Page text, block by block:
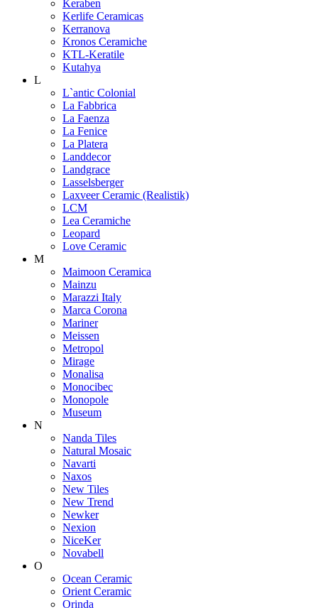
Keraben
Kerlife Ceramicas
Kerranova
Kronos Ceramiche
KTL-Keratile
Kutahya
L
L`antic Colonial
La Fabbrica
La Faenza
La Fenice
La Platera
Landdecor
Landgrace
Lasselsberger
Laxveer Ceramic (Realistik)
LCM
Lea Ceramiche
Leopard
Love Ceramic
M
Maimoon Ceramica
Mainzu
Marazzi Italy
Marca Corona
Mariner
Meissen
Metropol
Mirage
Monalisa
Monocibec
Monopole
Museum
N
Nanda Tiles
Natural Mosaic
Navarti
Naxos
New Tiles
New Trend
Newker
Nexion
NiceKer
Novabell
O
Ocean Ceramic
Orient Ceramic
Orinda